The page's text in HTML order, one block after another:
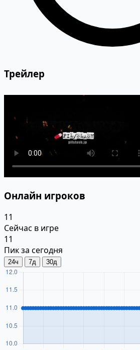
Трейлер
Онлайн игроков
11
Сейчас в игре
11
Пик за сегодня
24ч 7д 30д